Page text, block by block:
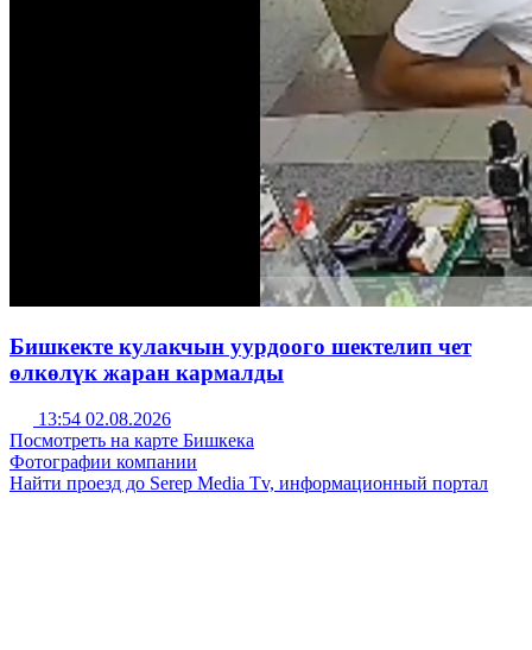
Бишкекте кулакчын уурдоого шектелип чет
өлкөлүк жаран кармалды
13:54 02.08.2026
Посмотреть на карте Бишкека
Фотографии компании
Найти проезд до Serep Media Tv, информационный портал